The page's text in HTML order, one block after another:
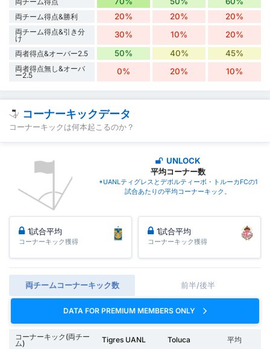
両チーム得点&勝利 20% 20% 20%
両チーム得点&引き分
け 30% 10% 20%
両者得点&オーバー2.5 50% 40% 45%
両者得点無し&オーバ
ー2.5 0% 20% 10%
コーナーキックデータ
コーナーキックは何本起こるのか？
UNLOCK
平均コーナー数
*UANLティグレスとデポルティーボ・トルーカFCの1
試合あたりの平均コーナーキック 。
1試合平均
コーナーキック獲得
1試合平均
コーナーキック獲得
両チームコーナーキック数 前半/後半
DATA FOR PREMIUM MEMBERS ONLY
コーナーキック(両チー
ム) Tigres UANL Toluca 平均